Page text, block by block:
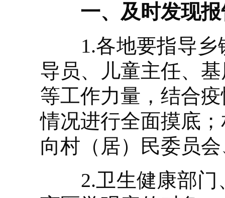
一、及时发现报
1.各地要指导乡
导员、儿童主任、
等工作力量，结合
情况进行全面摸底
向村（居）民委员
2.卫生健康部门